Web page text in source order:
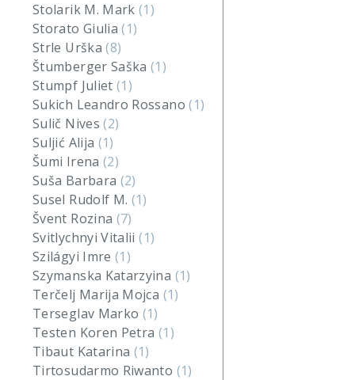
Stolarik M. Mark(1)
Storato Giulia(1)
Strle Urška(8)
Štumberger Saška(1)
Stumpf Juliet(1)
Sukich Leandro Rossano(1)
Sulič Nives(2)
Suljić Alija (1)
Šumi Irena (2)
Suša Barbara (2)
Susel Rudolf M. (1)
Švent Rozina (7)
Svitlychnyi Vitalii(1)
Szilágyi Imre(1)
Szymanska Katarzyina (1)
Terčelj Marija Mojca (1)
Terseglav Marko (1)
Testen Koren Petra (1)
Tibaut Katarina (1)
Tirtosudarmo Riwanto (1)